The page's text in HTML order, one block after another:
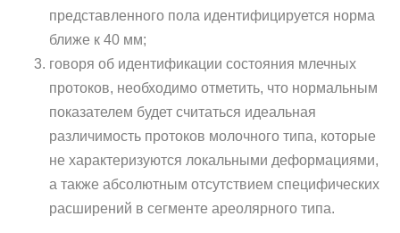
представленного пола идентифицируется норма
ближе к 40 мм;
говоря об идентификации состояния млечных
протоков, необходимо отметить, что нормальным
показателем будет считаться идеальная
различимость протоков молочного типа, которые
не характеризуются локальными деформациями,
а также абсолютным отсутствием специфических
расширений в сегменте ареолярного типа.